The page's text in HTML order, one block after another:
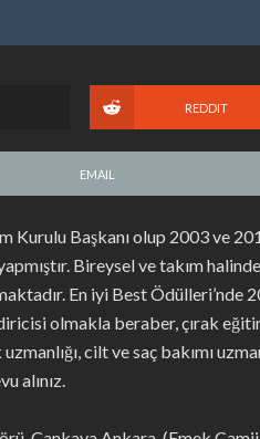
REDDIT
EMAIL
Başkanı olup 2003 ve
Bireysel ve takım
En iyi Best Ödülleri’nde
olmakla beraber, çırak
cilt ve saç bakımı
alınız.